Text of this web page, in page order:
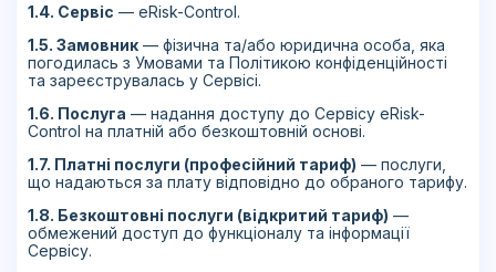
1.4. Сервіс — eRisk-Control.
1.5. Замовник — фізична та/або юридична особа, яка
погодилась з Умовами та Політикою конфіденційності
та зареєструвалась у Сервісі.
1.6. Послуга — надання доступу до Сервісу eRisk-
Control на платній або безкоштовній основі.
1.7. Платні послуги (професійний тариф) — послуги,
що надаються за плату відповідно до обраного тарифу.
1.8. Безкоштовні послуги (відкритий тариф) —
обмежений доступ до функціоналу та інформації
Сервісу.